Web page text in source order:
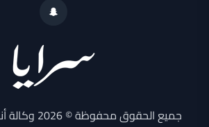
جميع الحقوق محفوظة © 2026 وكالة أنباء سرايا الإخبارية